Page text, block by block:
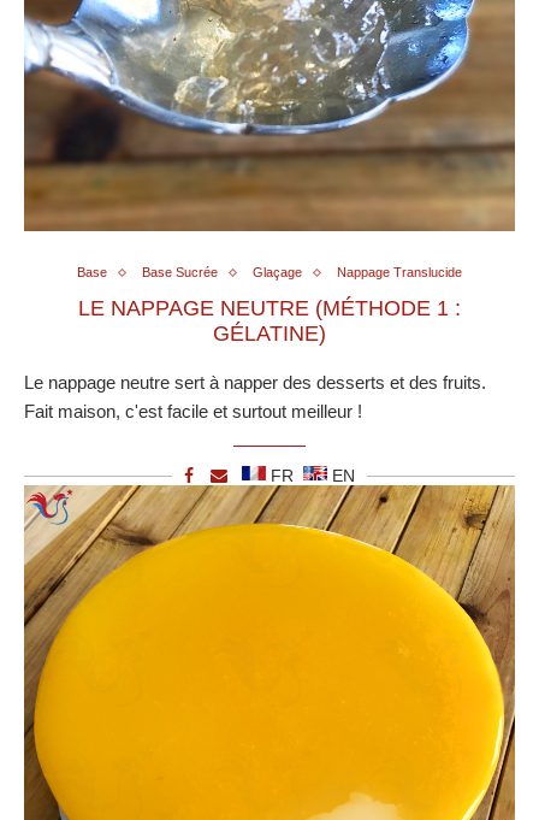
Base Base Sucrée Glaçage Nappage Translucide
LE NAPPAGE NEUTRE (MÉTHODE 1 :
GÉLATINE)
Le nappage neutre sert à napper des desserts et des fruits.
Fait maison, c'est facile et surtout meilleur !
FR EN